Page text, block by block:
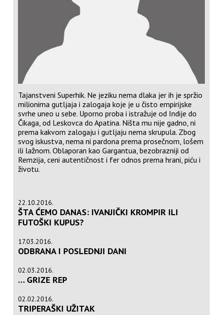
Tajanstveni Superhik. Ne jeziku nema dlaka jer ih je spržio
milionima gutljaja i zalogaja koje je u čisto empirijske
svrhe uneo u sebe. Uporno proba i istražuje od Indije do
Čikaga, od Leskovca do Apatina. Ništa mu nije gadno, ni
prema kakvom zalogaju i gutljaju nema skrupula. Zbog
svog iskustva, nema ni pardona prema prosečnom, lošem
ili lažnom. Oblaporan kao Gargantua, bezobrazniji od
Remzija, ceni autentičnost i fer odnos prema hrani, piću i
životu.
22.10.2016.
ŠTA ĆEMO DANAS: IVANJIČKI KROMPIR ILI
FUTOŠKI KUPUS?
17.03.2016.
ODBRANA I POSLEDNJI DANI
02.03.2016.
… GRIZE REP
02.02.2016.
TRIPERAŠKI UŽITAK